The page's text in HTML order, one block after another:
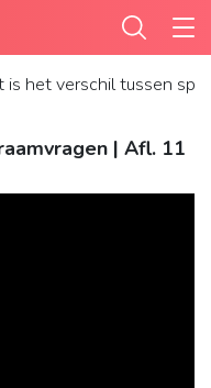
is het verschil tussen
| Afl. 11